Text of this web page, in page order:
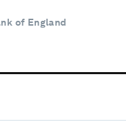
of England